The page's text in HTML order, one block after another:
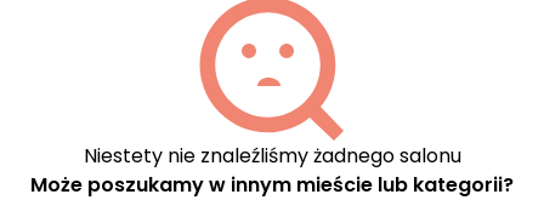
Niestety nie znaleźliśmy żadnego salonu
Może poszukamy w innym mieście lub kategorii?